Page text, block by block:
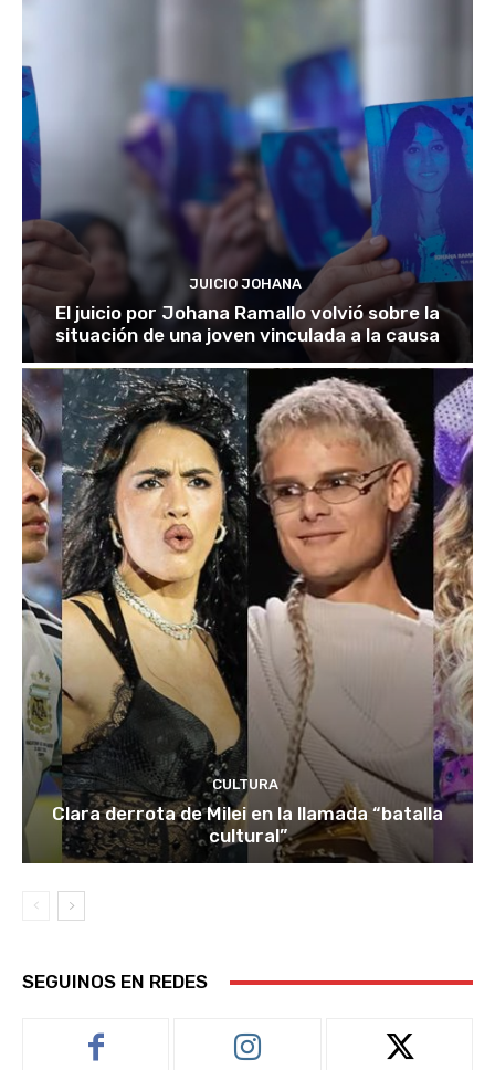
JUICIO JOHANA
El juicio por Johana Ramallo volvió sobre la
situación de una joven vinculada a la causa
CULTURA
Clara derrota de Milei en la llamada “batalla
cultural”
SEGUINOS EN REDES